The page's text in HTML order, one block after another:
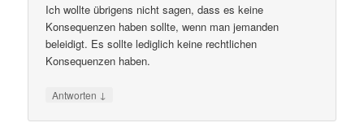
Ich wollte übrigens nicht sagen, dass es keine
Konsequenzen haben sollte, wenn man jemanden
beleidigt. Es sollte lediglich keine rechtlichen
Konsequenzen haben.
Antworten ↓